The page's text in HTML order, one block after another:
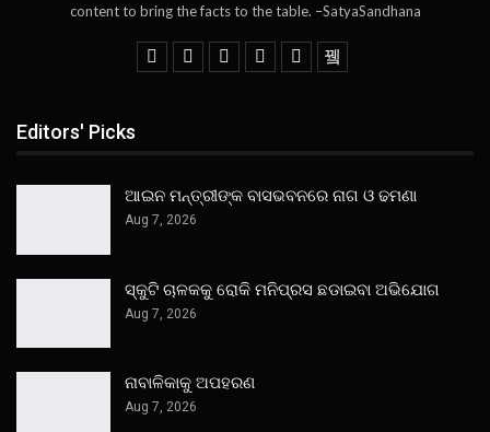
content to bring the facts to the table. –SatyaSandhana
Editors' Picks
ଆଇନ ମନ୍ତ୍ରୀଙ୍କ ବାସଭବନରେ ନାଗ ଓ ଢମଣା
Aug 7, 2026
ସ୍କୁଟି ଚାଳକକୁ ରୋକି ମନିପ୍ରସ ଛଡାଇବା ଅଭିଯୋଗ
Aug 7, 2026
ନାବାଳିକାକୁ ଅପହରଣ
Aug 7, 2026